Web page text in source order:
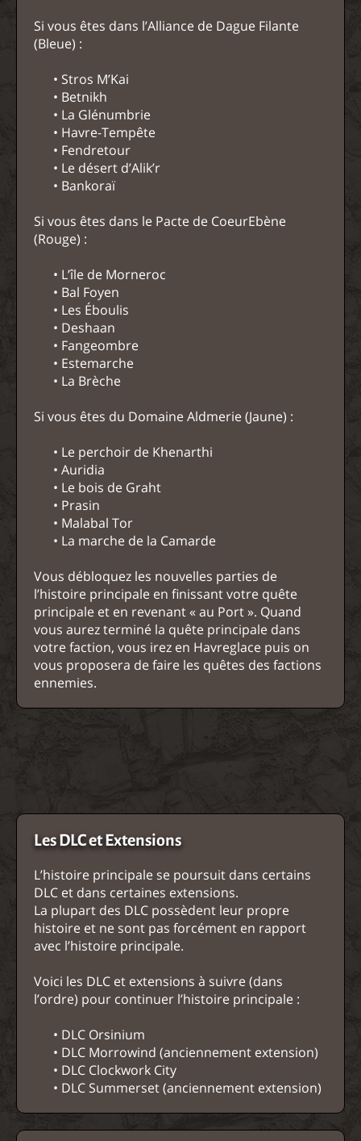
Si vous êtes dans l’Alliance de Dague Filante
(Bleue) :
• Stros M’Kai
• Betnikh
• La Glénumbrie
• Havre-Tempête
• Fendretour
• Le désert d’Alik’r
• Bankoraï
Si vous êtes dans le Pacte de CoeurEbène
(Rouge) :
• L’île de Morneroc
• Bal Foyen
• Les Éboulis
• Deshaan
• Fangeombre
• Estemarche
• La Brèche
Si vous êtes du Domaine Aldmerie (Jaune) :
• Le perchoir de Khenarthi
• Auridia
• Le bois de Graht
• Prasin
• Malabal Tor
• La marche de la Camarde
Vous débloquez les nouvelles parties de
l’histoire principale en finissant votre quête
principale et en revenant « au Port ». Quand
vous aurez terminé la quête principale dans
votre faction, vous irez en Havreglace puis on
vous proposera de faire les quêtes des factions
ennemies.
Les DLC et Extensions
L’histoire principale se poursuit dans certains
DLC et dans certaines extensions.
La plupart des DLC possèdent leur propre
histoire et ne sont pas forcément en rapport
avec l’histoire principale.
Voici les DLC et extensions à suivre (dans
l’ordre) pour continuer l’histoire principale :
• DLC Orsinium
• DLC Morrowind (anciennement extension)
• DLC Clockwork City
• DLC Summerset (anciennement extension)